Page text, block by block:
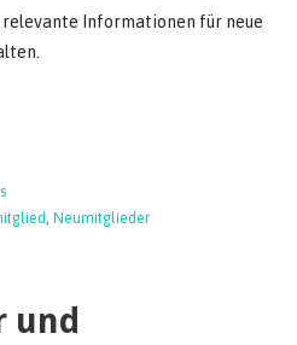
relevante Informationen für neue
, Neumitglieder
und